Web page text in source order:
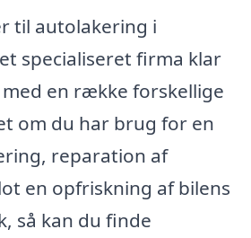
til autolakering i
specialiseret firma klar
en række forskellige
om du har brug for en
reparation af
en opfriskning af bilens
så kan du finde